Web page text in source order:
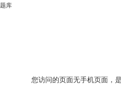
题库
您访问的页面无手机页面，